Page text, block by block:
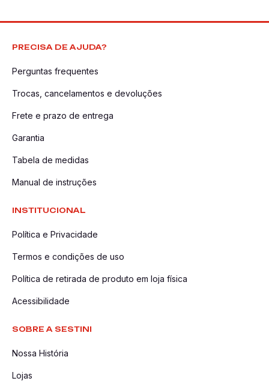
PRECISA DE AJUDA?
Perguntas frequentes
Trocas, cancelamentos e devoluções
Frete e prazo de entrega
Garantia
Tabela de medidas
Manual de instruções
INSTITUCIONAL
Política e Privacidade
Termos e condições de uso
Política de retirada de produto em loja física
Acessibilidade
SOBRE A SESTINI
Nossa História
Lojas